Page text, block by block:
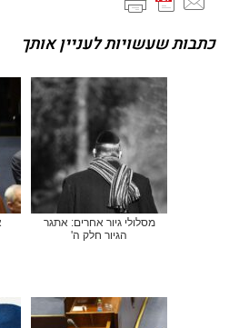
כתבות שעשויות לעניין אותך
מסלולי גיור אחרים: אתגר
הגיור חלק ה'